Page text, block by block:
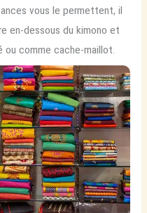
vous le permettent, il
en-dessous du kimono et
ou comme cache-maillot.